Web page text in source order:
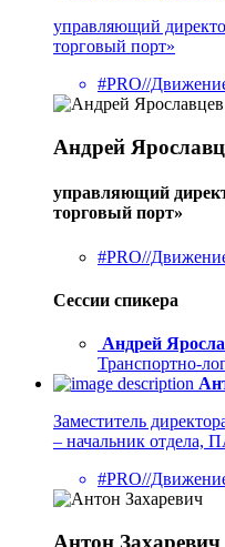
управляющий
торговый порт»
#PRO//
Андрей
управляющий
торговый порт»
#PRO//
Сессии спикера
Андрей
Транспортно-
Заместитель
– начальник
#PRO//
Антон Захаревич